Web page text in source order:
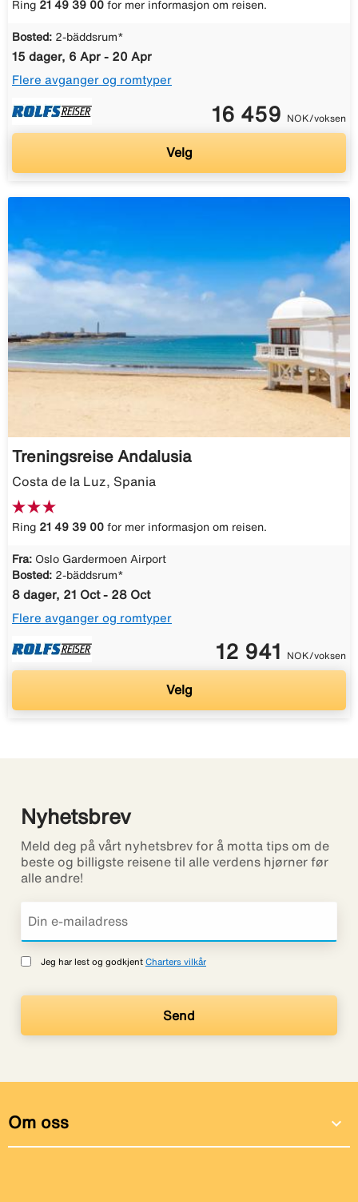
Ring 21 49 39 00 for mer informasjon om reisen.
Bosted: 2-bäddsrum*
15 dager, 6 Apr - 20 Apr
Flere avganger og romtyper
16 459 NOK/voksen
Velg
Treningsreise Andalusia
Costa de la Luz, Spania
Ring 21 49 39 00 for mer informasjon om reisen.
Fra: Oslo Gardermoen Airport
Bosted: 2-bäddsrum*
8 dager, 21 Oct - 28 Oct
Flere avganger og romtyper
12 941 NOK/voksen
Velg
Nyhetsbrev
Meld deg på vårt nyhetsbrev for å motta tips om de
beste og billigste reisene til alle verdens hjørner før
alle andre!
Jeg har lest og godkjent Charters vilkår
Om oss expand_more